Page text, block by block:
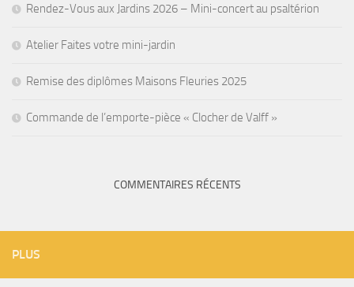
Rendez-Vous aux Jardins 2026 – Mini-concert au psaltérion
Atelier Faites votre mini-jardin
Remise des diplômes Maisons Fleuries 2025
Commande de l’emporte-pièce « Clocher de Valff »
COMMENTAIRES RÉCENTS
PLUS